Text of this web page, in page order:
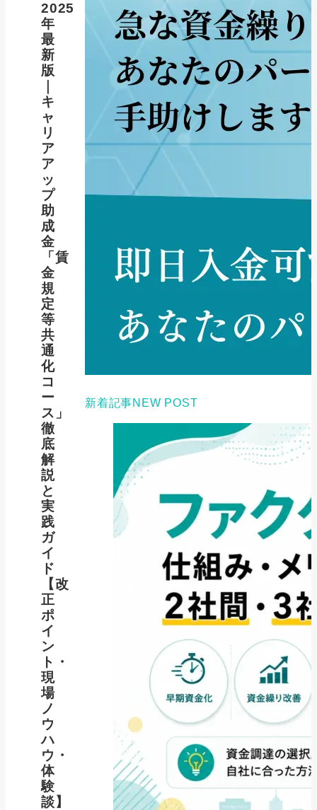
2025
年
最
新
版
キ
ャ
リ
ア
ア
ッ
プ
助
成
金
「賃
金
規
定
等
共
通
化
コ
ー
ス」
徹
底
解
説
と
実
践
ガ
イ
ド
【改
正
ポ
イ
ン
ト・
現
場
ノ
ウ
ハ
ウ・
体
験
談】
新着記事NEW POST